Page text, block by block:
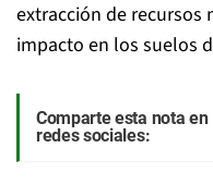
extracción de recursos
impacto en los suelos
Comparte esta nota en
redes sociales: